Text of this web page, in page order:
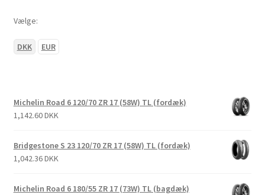
Vælge:
DKK EUR
Michelin Road 6 120/70 ZR 17 (58W) TL (fordæk)
1,142.60 DKK
Bridgestone S 23 120/70 ZR 17 (58W) TL (fordæk)
1,042.36 DKK
Michelin Road 6 180/55 ZR 17 (73W) TL (bagdæk)